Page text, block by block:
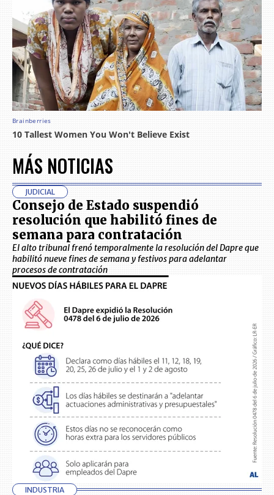
MÁS NOTICIAS
JUDICIAL
Consejo de Estado suspendió
resolución que habilitó fines de
semana para contratación
El alto tribunal frenó temporalmente la resolución del Dapre que
habilitó nueve fines de semana y festivos para adelantar
procesos de contratación
INDUSTRIA